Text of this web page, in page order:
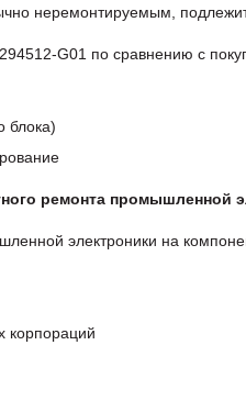
неремонтируемым,
G01 по сравнению с
блока)
ремонта промышленной
электроники на
корпораций